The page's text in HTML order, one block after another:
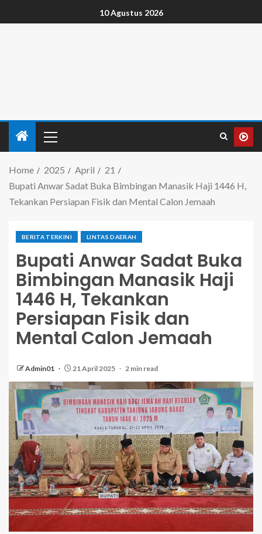
10 Agustus 2026
Home 2025 April
21
Bupati Anwar Sadat Buka Bimbingan Manasik Haji 1446 H,
Tekankan Persiapan Fisik dan Mental Calon Jemaah
BERITA TERKINI LINTAS DAERAH
Bupati Anwar Sadat Buka
Bimbingan Manasik Haji
1446 H, Tekankan
Persiapan Fisik dan
Mental Calon Jemaah
Admin01 21 April 2025 2 min read